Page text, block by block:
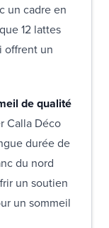
un cadre en
12 lattes
offrent un
de qualité
Calla Déco
durée de
du nord
un soutien
un sommeil